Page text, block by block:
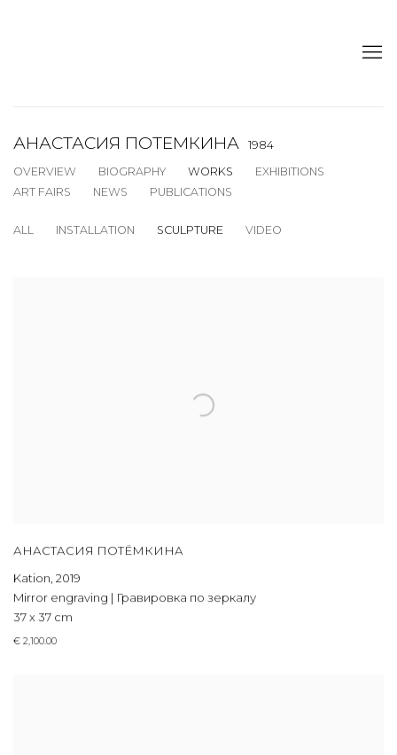
АНАСТАСИЯ ПОТЕМКИНА
1984
OVERVIEW
BIOGRAPHY WORKS
EXHIBITIONS
ART FAIRS
NEWS PUBLICATIONS
ALL INSTALLATION SCULPTURE VIDEO
АНАСТАСИЯ ПОТЁМКИНА
Kation, 2019
Mirror engraving | Гравировка по зеркалу
37 x 37 cm
€ 2,100.00